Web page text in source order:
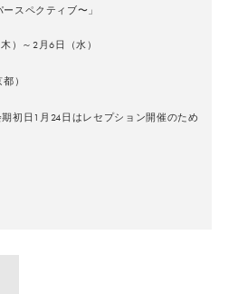
スペクティブ〜」
）～2月6日（水）
）
期初日1月24日はレセプション開催のため